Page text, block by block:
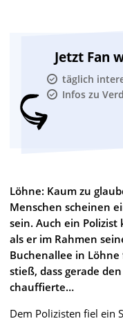
Jetzt Fan
täglich
Infos zu
Löhne: Kaum zu
Menschen scheinen
sein. Auch ein
als er im Rahmen
Buchenallee in
stieß, dass gerade
chauffierte…
Dem Polizisten fiel ein